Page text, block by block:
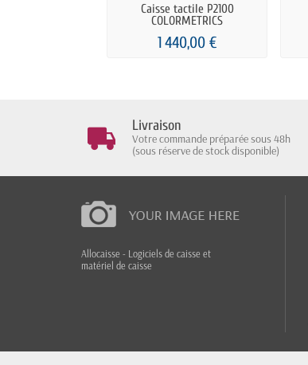
Caisse tactile P2100
COLORMETRICS
1 440,00 €
Livraison
Votre commande préparée sous 48h
(sous réserve de stock disponible)
Allocaisse - Logiciels de caisse et
matériel de caisse